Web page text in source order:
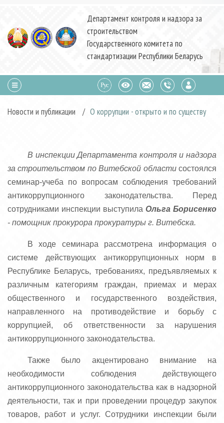
Департамент контроля и надзора за
строительством
Государственного комитета по
стандартизации Республики Беларусь
Новости и публикации / О коррупции - открыто и по существу
В инспекции Департамента контроля и надзора
за строительством по Витебской областисостоялся
семинар-учеба по вопросам соблюдения требований
антикоррупционного законодательства. Перед
сотрудниками инспекции выступила Ольга Борисенко
- помощник прокурора прокуратуры г. Витебска.
В ходе семинара рассмотрена информация о
системе действующих антикоррупционных норм в
Республике Беларусь, требованиях, предъявляемых к
различным категориям граждан, приемах и мерах
общественного и государственного воздействия,
направленного на противодействие и борьбу с
коррупцией, об ответственности за нарушения
антикоррупционного законодательства.
Также было акцентировано внимание на
необходимости соблюдения действующего
антикоррупционного законодательства как в надзорной
деятельности, так и при проведении процедур закупок
товаров, работ и услуг. Сотрудники инспекции были